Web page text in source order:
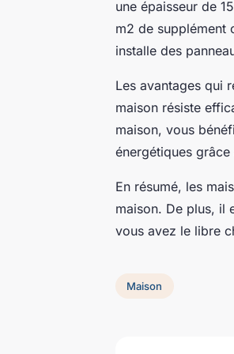
une épaisseur de
m2 de supplément
installe des
Les avantages qui
maison résiste
maison, vous
énergétiques
En résumé, les
maison. De plus, il
vous avez le libre
Maison